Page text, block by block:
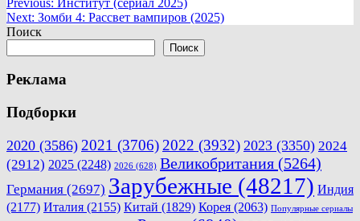
Навигация
по
Next: Зомби 4: Рассвет вампиров (2025)
Поиск
Поиск
Реклама
Подборки
2020 (3586) 2021 (3706) 2022 (3932) 2023 (3350) 2024
(2912) 2025 (2248) 2026 (628) Великобритания (5264)
Германия (2697) Зарубежные (48217) Индия
(2177) Италия (2155) Китай (1829) Корея (2063) Популярные сериалы